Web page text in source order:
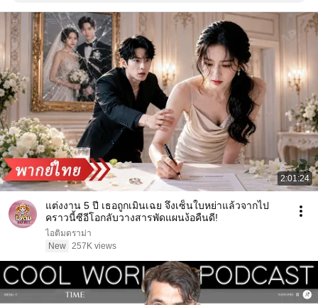
2:01:24
แต่งงาน 5 ปี เธอถูกเมินเฉย จึงเซ็นใบหย่าแล้วจากไป
คราวนี้ซีอีโอกลับวางสารพัดแผนง้อคืนดี!
ไอติมดราม่า
New 257K views